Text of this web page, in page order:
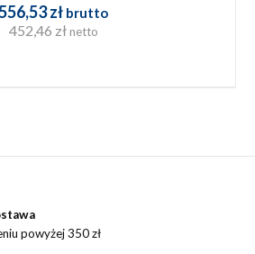
zł brutto
452,46 zł netto
powyżej 350 zł